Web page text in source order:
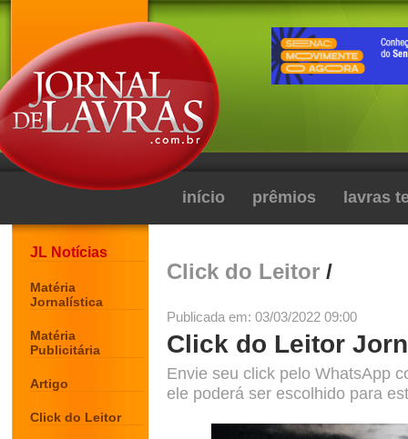
início prêmios lavras
JL Notícias
Matéria
Jornalística
Matéria
Publicitária
Artigo
Click do Leitor
Click do Leitor /
Publicada em: 03/03/2022 09:00
Click do Leitor
Envie seu click pelo WhatsApp
ele poderá ser escolhido para